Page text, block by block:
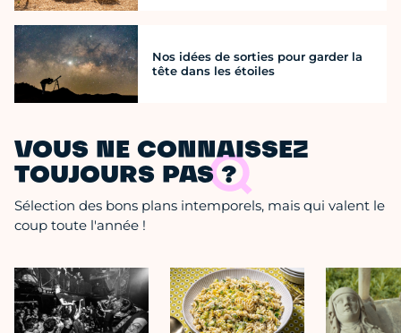
Nos idées de sorties pour garder la
tête dans les étoiles
VOUS NE CONNAISSEZ
TOUJOURS PAS ?
Sélection des bons plans intemporels, mais qui valent le
coup toute l'année !